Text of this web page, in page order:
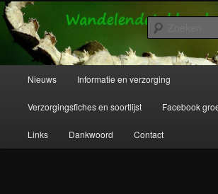
Spring
naar
primaire
inhoudWandelende Takken en
Bladeren
Wandelende takken en wandelende bladeren info
Nieuws Informatie en verzorging
Verzorgingsfiches en soortlijst Facebook
Links Dankwoord Contact